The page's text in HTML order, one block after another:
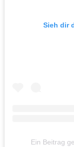
Sieh dir
Ein Beitrag